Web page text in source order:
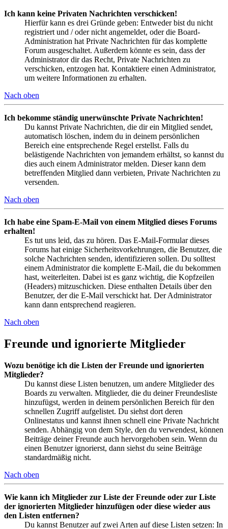
Ich kann keine Privaten Nachrichten verschicken!
Hierfür kann es drei Gründe geben: Entweder bist du nicht
registriert und / oder nicht angemeldet, oder die Board-
Administration hat Private Nachrichten für das komplette
Forum ausgeschaltet. Außerdem könnte es sein, dass der
Administrator dir das Recht, Private Nachrichten zu
verschicken, entzogen hat. Kontaktiere einen Administrator,
um weitere Informationen zu erhalten.
Nach oben
Ich bekomme ständig unerwünschte Private Nachrichten!
Du kannst Private Nachrichten, die dir ein Mitglied sendet,
automatisch löschen, indem du in deinem persönlichen
Bereich eine entsprechende Regel erstellst. Falls du
belästigende Nachrichten von jemandem erhältst, so kannst du
dies auch einem Administrator melden. Dieser kann dem
betreffenden Mitglied dann verbieten, Private Nachrichten zu
versenden.
Nach oben
Ich habe eine Spam-E-Mail von einem Mitglied dieses Forums
erhalten!
Es tut uns leid, das zu hören. Das E-Mail-Formular dieses
Forums hat einige Sicherheitsvorkehrungen, die Benutzer, die
solche Nachrichten senden, identifizieren sollen. Du solltest
einem Administrator die komplette E-Mail, die du bekommen
hast, weiterleiten. Dabei ist es ganz wichtig, die Kopfzeilen
(Headers) mitzuschicken. Diese enthalten Details über den
Benutzer, der die E-Mail verschickt hat. Der Administrator
kann dann entsprechend reagieren.
Nach oben
Freunde und ignorierte Mitglieder
Wozu benötige ich die Listen der Freunde und ignorierten
Mitglieder?
Du kannst diese Listen benutzen, um andere Mitglieder des
Boards zu verwalten. Mitglieder, die du deiner Freundesliste
hinzufügst, werden in deinem persönlichen Bereich für den
schnellen Zugriff aufgelistet. Du siehst dort deren
Onlinestatus und kannst ihnen schnell eine Private Nachricht
senden. Abhängig von dem Style, den du verwendest, können
Beiträge deiner Freunde auch hervorgehoben sein. Wenn du
einen Benutzer ignorierst, dann siehst du seine Beiträge
standardmäßig nicht.
Nach oben
Wie kann ich Mitglieder zur Liste der Freunde oder zur Liste
der ignorierten Mitglieder hinzufügen oder diese wieder aus
den Listen entfernen?
Du kannst Benutzer auf zwei Arten auf diese Listen setzen: In